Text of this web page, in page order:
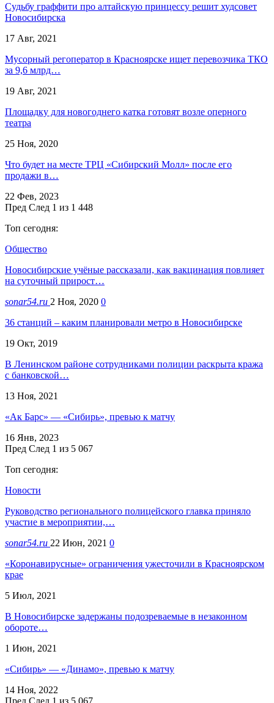
Судьбу граффити про алтайскую принцессу решит худсовет
Новосибирска
17 Авг, 2021
Мусорный регоператор в Красноярске ищет перевозчика ТКО
за 9,6 млрд…
19 Авг, 2021
Площадку для новогоднего катка готовят возле оперного
театра
25 Ноя, 2020
Что будет на месте ТРЦ «Сибирский Молл» после его
продажи в…
22 Фев, 2023
Пред След 1 из 1 448
Топ сегодня:
Общество
Новосибирские учёные рассказали, как вакцинация повлияет
на суточный прирост…
sonar54.ru 2 Ноя, 2020 0
36 станций – каким планировали метро в Новосибирске
19 Окт, 2019
В Ленинском районе сотрудниками полиции раскрыта кража
с банковской…
13 Ноя, 2021
«Ак Барс» — «Сибирь», превью к матчу
16 Янв, 2023
Пред След 1 из 5 067
Топ сегодня:
Новости
Руководство регионального полицейского главка приняло
участие в мероприятии,…
sonar54.ru 22 Июн, 2021 0
«Коронавирусные» ограничения ужесточили в Красноярском
крае
5 Июл, 2021
В Новосибирске задержаны подозреваемые в незаконном
обороте…
1 Июн, 2021
«Сибирь» — «Динамо», превью к матчу
14 Ноя, 2022
Пред След 1 из 5 067